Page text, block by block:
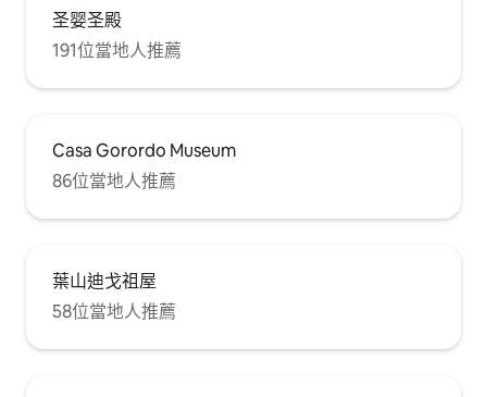
圣婴圣殿
191位當地人推薦
Casa Gorordo Museum
86位當地人推薦
葉山迪戈祖屋
58位當地人推薦